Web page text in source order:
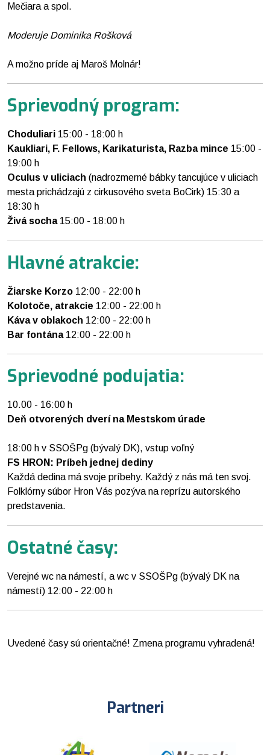
Mečiara a spol.
Moderuje Dominika Rošková
A možno príde aj Maroš Molnár!
Sprievodný program:
Choduliari 15:00 - 18:00 h
Kaukliari, F. Fellows, Karikaturista, Razba mince 15:00 -
19:00 h
Oculus v uliciach (nadrozmerné bábky tancujúce v uliciach
mesta prichádzajú z cirkusového sveta BoCirk) 15:30 a
18:30 h
Živá socha15:00 - 18:00 h
Hlavné atrakcie:
Žiarske Korzo 12:00 - 22:00 h
Kolotoče, atrakcie 12:00 - 22:00 h
Káva v oblakoch 12:00 - 22:00 h
Bar fontána12:00 - 22:00 h
Sprievodné podujatia:
10.00 - 16:00 h
Deň otvorených dverí na Mestskom úrade
18:00 h v SSOŠPg (bývalý DK), vstup voľný
FS HRON: Príbeh jednej dediny
Každá dedina má svoje príbehy. Každý z nás má ten svoj.
Folklórny súbor Hron Vás pozýva na reprízu autorského
predstavenia.
Ostatné časy:
Verejné wc na námestí, a wc v SSOŠPg (bývalý DK na
námestí) 12:00 - 22:00 h
Uvedené časy sú orientačné! Zmena programu vyhradená!
Partneri